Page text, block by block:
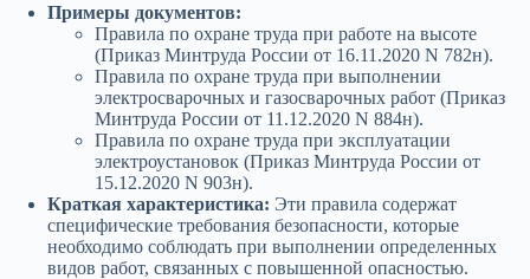
Примеры документов:
Правила по охране труда при работе на высоте
(Приказ Минтруда России от 16.11.2020 N 782н).
Правила по охране труда при выполнении
электросварочных и газосварочных работ (Приказ
Минтруда России от 11.12.2020 N 884н).
Правила по охране труда при эксплуатации
электроустановок (Приказ Минтруда России от
15.12.2020 N 903н).
Краткая характеристика: Эти правила содержат
специфические требования безопасности, которые
необходимо соблюдать при выполнении определенных
видов работ, связанных с повышенной опасностью.